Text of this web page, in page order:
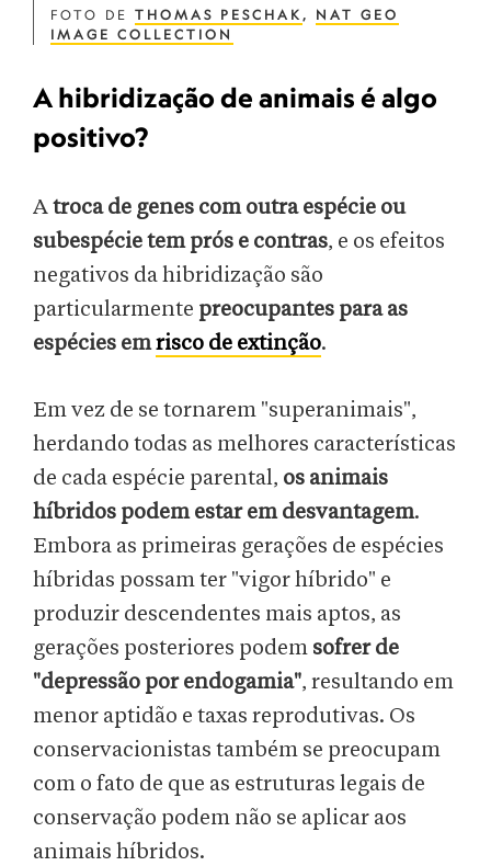
FOTO DE THOMAS PESCHAK , NAT GEO
IMAGE COLLECTION
A hibridização de animais é algo
positivo?
Atroca de genes com outra espécie ou
subespécie tem prós e contras, e os efeitos
negativos da hibridização são
particularmente preocupantes para as
espécies emrisco de extinção.
Em vez de se tornarem "superanimais",
herdando todas as melhores características
de cada espécie parental, os animais
híbridos podem estar em desvantagem.
Embora as primeiras gerações de espécies
híbridas possam ter "vigor híbrido" e
produzir descendentes mais aptos, as
gerações posteriores podem sofrer de
"depressão por endogamia", resultando em
menor aptidão e taxas reprodutivas. Os
conservacionistas também se preocupam
com o fato de que as estruturas legais de
conservação podem não se aplicar aos
animais híbridos.